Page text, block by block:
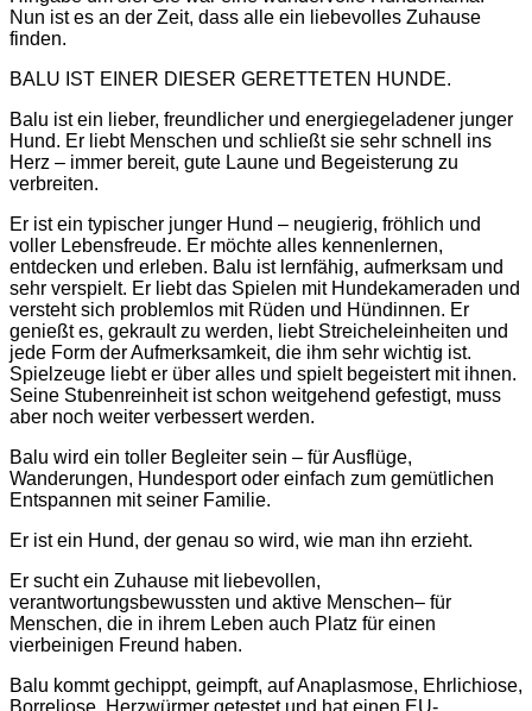
Nun ist es an der Zeit, dass alle ein liebevolles Zuhause
finden.
BALU IST EINER DIESER GERETTETEN HUNDE.
Balu ist ein lieber, freundlicher und energiegeladener junger
Hund. Er liebt Menschen und schließt sie sehr schnell ins
Herz – immer bereit, gute Laune und Begeisterung zu
verbreiten.
Er ist ein typischer junger Hund – neugierig, fröhlich und
voller Lebensfreude. Er möchte alles kennenlernen,
entdecken und erleben. Balu ist lernfähig, aufmerksam und
sehr verspielt. Er liebt das Spielen mit Hundekameraden und
versteht sich problemlos mit Rüden und Hündinnen. Er
genießt es, gekrault zu werden, liebt Streicheleinheiten und
jede Form der Aufmerksamkeit, die ihm sehr wichtig ist.
Spielzeuge liebt er über alles und spielt begeistert mit ihnen.
Seine Stubenreinheit ist schon weitgehend gefestigt, muss
aber noch weiter verbessert werden.
Balu wird ein toller Begleiter sein – für Ausflüge,
Wanderungen, Hundesport oder einfach zum gemütlichen
Entspannen mit seiner Familie.
Er ist ein Hund, der genau so wird, wie man ihn erzieht.
Er sucht ein Zuhause mit liebevollen,
verantwortungsbewussten und aktive Menschen– für
Menschen, die in ihrem Leben auch Platz für einen
vierbeinigen Freund haben.
Balu kommt gechippt, geimpft, auf Anaplasmose, Ehrlichiose,
Borreliose, Herzwürmer getestet und hat einen EU-